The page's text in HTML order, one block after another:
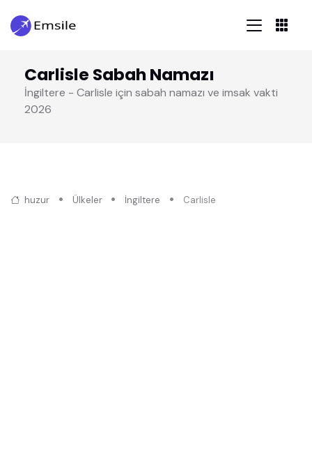
Carlisle Sabah Namazı
İngiltere - Carlisle için sabah namazı ve imsak vakti
2026
huzur Ülkeler İngiltere Carlisle